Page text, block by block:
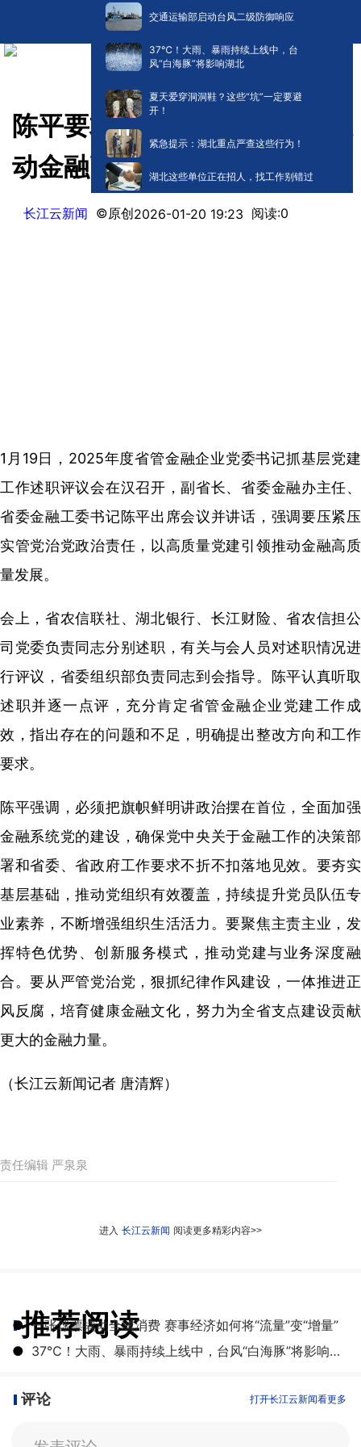
交通运输部启动台风二级防御响应
​37℃！大雨、暴雨持续上线中，台
风“白海豚”将影响湖北
夏天爱穿洞洞鞋？这些“坑”一定要避
开！
紧急提示：湖北重点严查这些行为！
湖北这些单位正在招人，找工作别错过
陈平要求 以高质量党建引领推
动金融高质量发展
长江云新闻 ©原创2026-01-20 19:23 阅读:0
1月19日，2025年度省管金融企业党委书记抓基层党建
工作述职评议会在汉召开，副省长、省委金融办主任、
省委金融工委书记陈平出席会议并讲话，强调要压紧压
实管党治党政治责任，以高质量党建引领推动金融高质
量发展。
会上，省农信联社、湖北银行、长江财险、省农信担公
司党委负责同志分别述职，有关与会人员对述职情况进
行评议，省委组织部负责同志到会指导。陈平认真听取
述职并逐一点评，充分肯定省管金融企业党建工作成
效，指出存在的问题和不足，明确提出整改方向和工作
要求。
陈平强调，必须把旗帜鲜明讲政治摆在首位，全面加强
金融系统党的建设，确保党中央关于金融工作的决策部
署和省委、省政府工作要求不折不扣落地见效。要夯实
基层基础，推动党组织有效覆盖，持续提升党员队伍专
业素养，不断增强组织生活活力。要聚焦主责主业，发
挥特色优势、创新服务模式，推动党建与业务深度融
合。要从严管党治党，狠抓纪律作风建设，一体推进正
风反腐，培育健康金融文化，努力为全省支点建设贡献
更大的金融力量。
（长江云新闻记者 唐清辉）
责任编辑 严泉泉
进入 长江云新闻 阅读更多精彩内容>>
推荐阅读
● 一张球票撬动全城消费 赛事经济如何将“流量”变“增量”
●
​37℃！大雨、暴雨持续上线中，台风“白海豚”将影响湖北
评论 打开长江云新闻看更多